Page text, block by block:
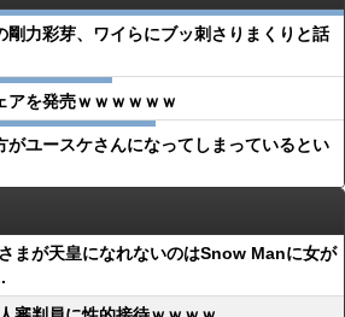
剛力彩芽、ワイらにブッ刺さりまくりと話
アを発売ｗｗｗｗｗｗ
がユースケさんになってしまっているとい
まが天皇になれないのはSnow Manに女が